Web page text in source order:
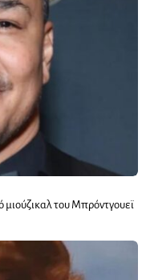
του Μπρόντγουεϊ